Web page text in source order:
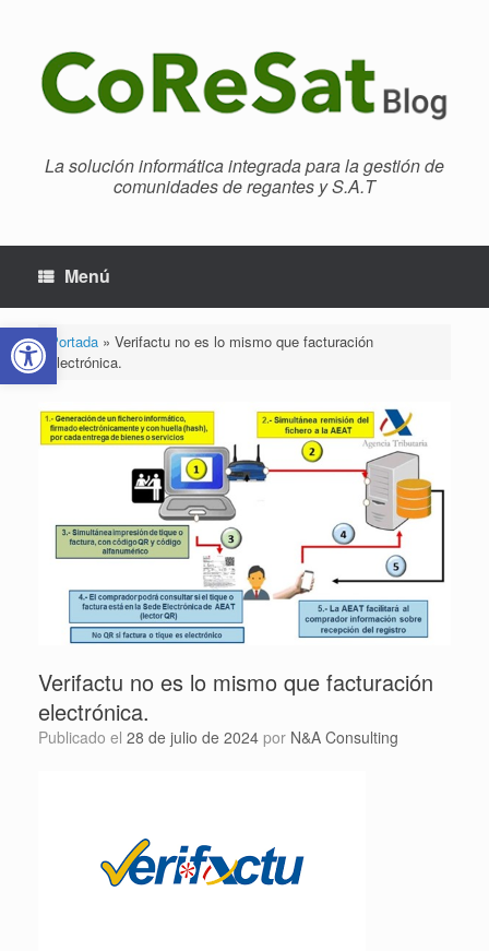
Abrir barra de herramientas
contenido
La solución informática integrada para la gestión de
comunidades de regantes y S.A.T
Menú
Portada» Verifactu no es lo mismo que facturación
electrónica.
Verifactu no es lo mismo que facturación
electrónica.
Publicado el 28 de julio de 2024 por N&A Consulting